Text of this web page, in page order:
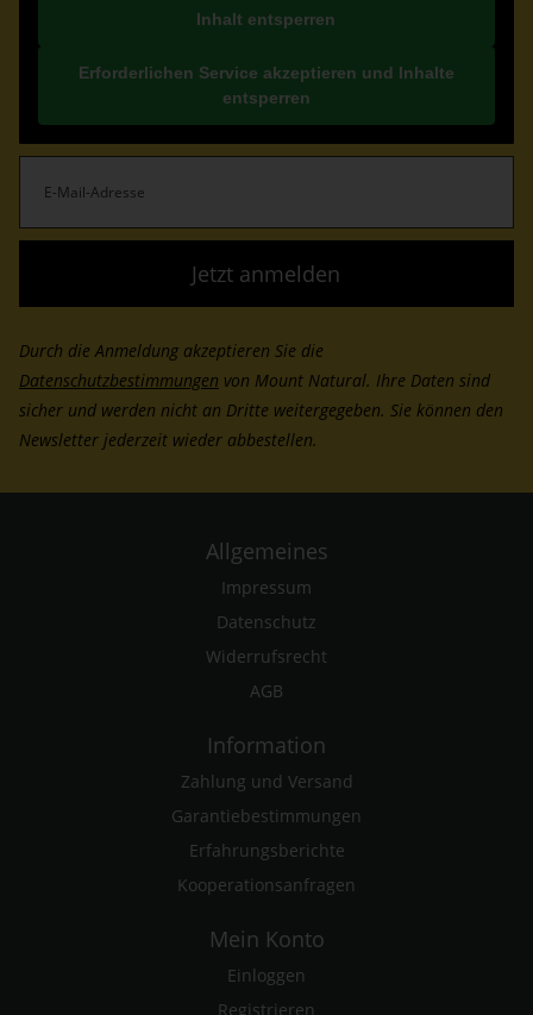
Inhalt entsperren
Erforderlichen Service akzeptieren und Inhalte
entsperren
Mail-
Adresse(erforderlich)
Durch die Anmeldung akzeptieren Sie die
Datenschutzbestimmungen von Mount Natural. Ihre Daten sind
sicher und werden nicht an Dritte weitergegeben. Sie können den
Newsletter jederzeit wieder abbestellen.
Allgemeines
Impressum
Datenschutz
Widerrufsrecht
AGB
Information
Zahlung und Versand
Garantiebestimmungen
Erfahrungsberichte
Kooperationsanfragen
Mein Konto
Einloggen
Registrieren